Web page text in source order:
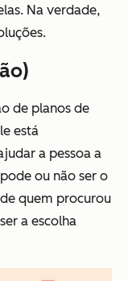
Na verdade,
de planos de
está
a pessoa a
ou não ser o
quem procurou
a escolha